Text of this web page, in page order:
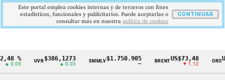
Cintillo
%
0.05
UVR$386,1273
▲ 0.03
SMMLV$1.750.905 BRENTUS$73,48
▼ 1.12
ORO
Este portal emplea cookies internas y de terceros con fines
estadísticos, funcionales y publicitarios. Puede aceptarlas o
consultar más en nuestra politica de cookies
CONTINUAR